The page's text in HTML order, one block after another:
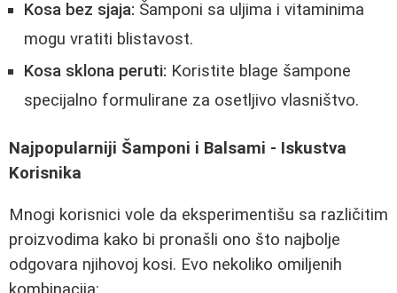
Kosa bez sjaja: Šamponi sa uljima i vitaminima
mogu vratiti blistavost.
Kosa sklona peruti: Koristite blage šampone
specijalno formulirane za osetljivo vlasništvo.
Najpopularniji Šamponi i Balsami - Iskustva
Korisnika
Mnogi korisnici vole da eksperimentišu sa različitim
proizvodima kako bi pronašli ono što najbolje
odgovara njihovoj kosi. Evo nekoliko omiljenih